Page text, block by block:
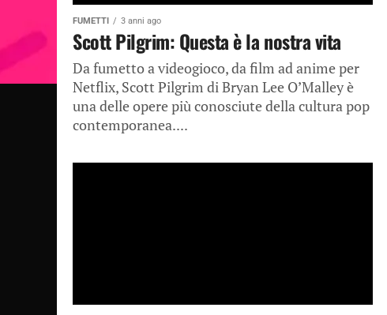
FUMETTI 3 anni ago
Scott Pilgrim: Questa è la nostra vita
Da fumetto a videogioco, da film ad anime per
Netflix, Scott Pilgrim di Bryan Lee O’Malley è
una delle opere più conosciute della cultura pop
contemporanea....